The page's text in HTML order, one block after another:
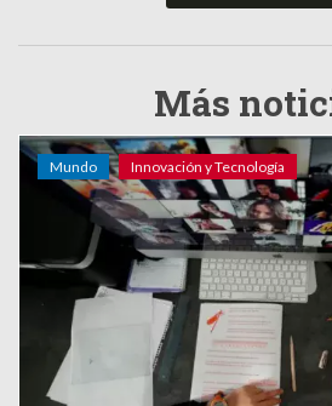
Más
Mundo Innovación y Tecnología